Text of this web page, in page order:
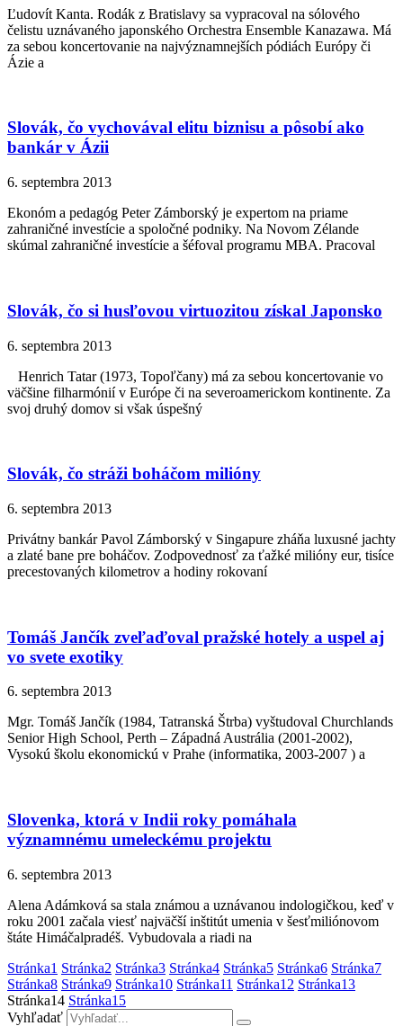
Ľudovít Kanta. Rodák z Bratislavy sa vypracoval na sólového
čelistu uznávaného japonského Orchestra Ensemble Kanazawa. Má
za sebou koncertovanie na najvýznamnejších pódiách Európy či
Ázie a
Slovák, čo vychovával elitu biznisu a pôsobí ako
bankár v Ázii
6. septembra 2013
Ekonóm a pedagóg Peter Zámborský je expertom na priame
zahraničné investície a spoločné podniky. Na Novom Zélande
skúmal zahraničné investície a šéfoval programu MBA. Pracoval
Slovák, čo si husľovou virtuozitou získal Japonsko
6. septembra 2013
Henrich Tatar (1973, Topoľčany) má za sebou koncertovanie vo
väčšine filharmónií v Európe či na severoamerickom kontinente. Za
svoj druhý domov si však úspešný
Slovák, čo stráži boháčom milióny
6. septembra 2013
Privátny bankár Pavol Zámborský v Singapure zháňa luxusné jachty
a zlaté bane pre boháčov. Zodpovednosť za ťažké milióny eur, tisíce
precestovaných kilometrov a hodiny rokovaní
Tomáš Jančík zveľaďoval pražské hotely a uspel aj
vo svete exotiky
6. septembra 2013
Mgr. Tomáš Jančík (1984, Tatranská Štrba) vyštudoval Churchlands
Senior High School, Perth – Západná Austrália (2001-2002),
Vysokú školu ekonomickú v Prahe (informatika, 2003-2007 ) a
Slovenka, ktorá v Indii roky pomáhala
významnému umeleckému projektu
6. septembra 2013
Alena Adámková sa stala známou a uznávanou indologičkou, keď v
roku 2001 začala viesť najväčší inštitút umenia v šesťmiliónovom
štáte Himáčalpradéš. Vybudovala a riadi na
Stránka1 Stránka2 Stránka3 Stránka4 Stránka5 Stránka6 Stránka7
Stránka8 Stránka9 Stránka10 Stránka11 Stránka12 Stránka13
Stránka14 Stránka15
Vyhľadať